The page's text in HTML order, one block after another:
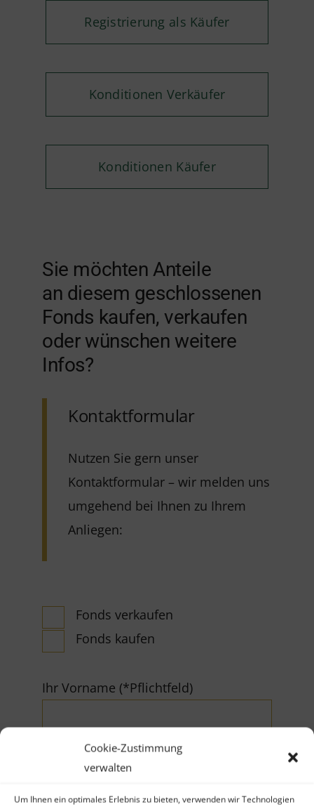
Cookie-Zustimmung
verwalten
Um Ihnen ein optimales Erlebnis zu bieten, verwenden wir Technologien
Registrierung als Käufer
Konditionen Verkäufer
Konditionen Käufer
Sie möchten Anteile
an diesem geschlossenen
Fonds kaufen, verkaufen
oder wünschen weitere
Infos?
Kontaktformular
Nutzen Sie gern unser
Kontaktformular – wir melden uns
umgehend bei Ihnen zu Ihrem
Anliegen:
Fonds verkaufen
Fonds kaufen
Ihr Vorname (*Pflichtfeld)